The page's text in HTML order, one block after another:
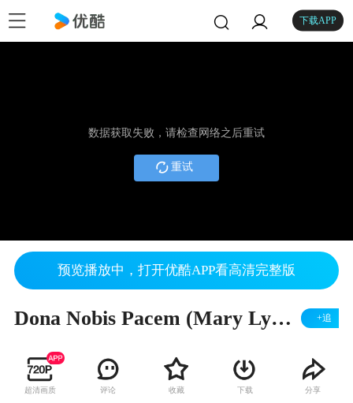
下载APP
数据获取失败，请检查网络之后重试
重试
预览播放中，打开优酷APP看高清完整版
Dona Nobis Pacem (Mary Lynn Lightfoot) 美声合唱团 (香港) 指挥: 张朝晖 +追
超清画质 评论 收藏 下载 分享